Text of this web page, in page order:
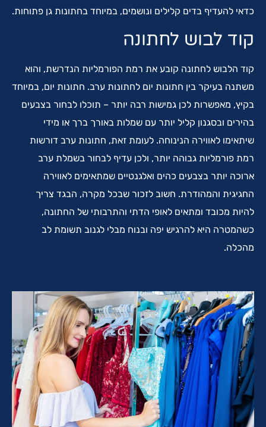
כדאי להעדיף בדים קלילים ונושמים, במיוחד בחתונות גן פתוחות.
קוד לבוש לחתונה
קוד הלבוש לחתונה קובע את רמת הפורמליות הנדרשת, והוא
משתנה בעיקר בין חתונות יום לחתונות ערב. חתונות יום, במיוחד
בקיץ, מאפשרות לכן גמישות רבה יותר – תוכלו לבחור בצבעים
בהירים ובסגנון קליל יותר עם שמלות באורך ברך או מידי
שיתאימו לאווירה הנינוחה. לעומת זאת, חתונות ערב דורשות
רמת פורמליות גבוהה יותר, ולכן עדיף לבחור בשמלת ערב
ארוכה יותר בצבעים כהים ואלגנטיים שמתאימים לאווירה
החגיגית והמהודרת. חשוב לזכור שבכל מקרה, הבגד צריך
להיות מכובד ומתאים לאופי הדתי והתרבותי של החתונה,
כשהמטרה היא להרגיש יפה ובנוח מבלי לגנוב תשומת לב
מהכלה.